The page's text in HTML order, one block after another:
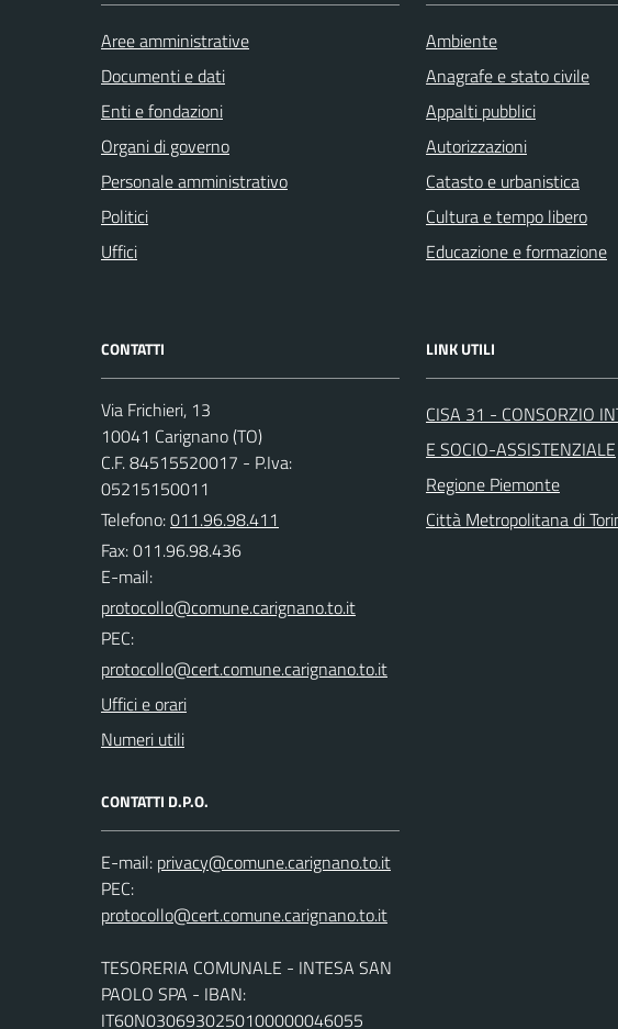
Aree amministrative
Documenti e dati
Enti e fondazioni
Organi di governo
Personale amministrativo
Politici
Uffici
Ambiente
Anagrafe e stato civile
Appalti pubblici
Autorizzazioni
Catasto e urbanistica
Cultura e tempo libero
Educazione e formazione
CONTATTI
Via Frichieri, 13
10041 Carignano (TO)
C.F. 84515520017 - P.Iva:
05215150011
Telefono:011.96.98.411
Fax: 011.96.98.436
E-mail:
PEC:
Uffici e orari
Numeri utili
CONTATTI D.P.O.
E-mail:
PEC:
TESORERIA COMUNALE - INTESA SAN
PAOLO SPA - IBAN:
IT60N0306930250100000046055
LINK UTILI
CISA 31 - CONSORZIO
E SOCIO-ASSISTENZIALE
Regione Piemonte
Città Metropolitana di